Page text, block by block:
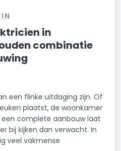
in
combinatie
een flinke uitdaging zijn. Of
plaatst, de woonkamer
complete aanbouw laat
bij kijken dan verwacht. In
veel vakmense